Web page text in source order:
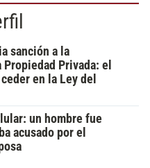
sanción a la
Privada: el
en la Ley del
un hombre fue
acusado por el